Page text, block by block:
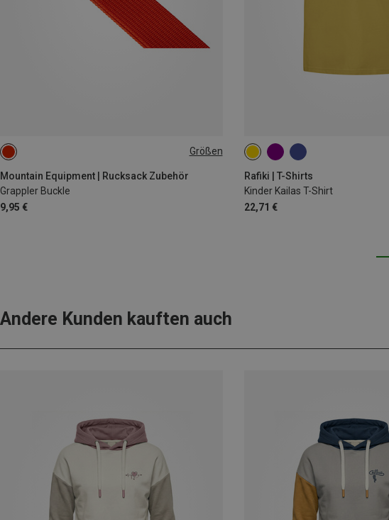
Größen
Mountain Equipment | Rucksack Zubehör
Grappler Buckle
9,95 €
ONE SIZE
Rafiki | T-Shirts
Kinder Kailas T-Shirt
22,71 €
128 140
Andere Kunden kauften auch